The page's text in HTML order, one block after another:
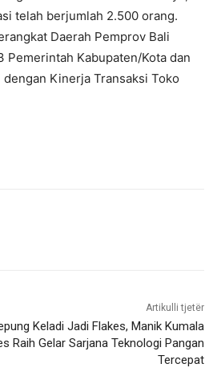
telah berjumlah 2.500 orang.
Daerah Pemprov Bali
Pemerintah Kabupaten/Kota dan
Kinerja Transaksi Toko
Artikulli tjetër
Keladi Jadi Flakes, Manik Kumala
Raih Gelar Sarjana Teknologi Pangan
Tercepat